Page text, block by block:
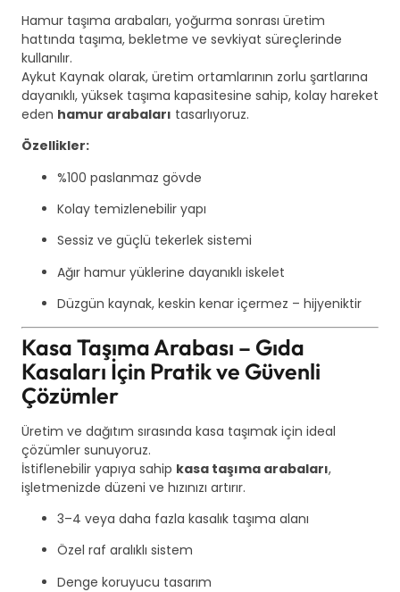
Hamur taşıma arabaları, yoğurma sonrası üretim
hattında taşıma, bekletme ve sevkiyat süreçlerinde
kullanılır.
Aykut Kaynak olarak, üretim ortamlarının zorlu şartlarına
dayanıklı, yüksek taşıma kapasitesine sahip, kolay hareket
eden hamur arabaları tasarlıyoruz.
Özellikler:
%100 paslanmaz gövde
Kolay temizlenebilir yapı
Sessiz ve güçlü tekerlek sistemi
Ağır hamur yüklerine dayanıklı iskelet
Düzgün kaynak, keskin kenar içermez – hijyeniktir
Kasa Taşıma Arabası – Gıda
Kasaları İçin Pratik ve Güvenli
Çözümler
Üretim ve dağıtım sırasında kasa taşımak için ideal
çözümler sunuyoruz.
İstiflenebilir yapıya sahip kasa taşıma arabaları,
işletmenizde düzeni ve hızınızı artırır.
3–4 veya daha fazla kasalık taşıma alanı
Özel raf aralıklı sistem
Denge koruyucu tasarım